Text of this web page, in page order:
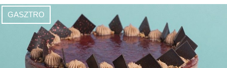
GASZTRO